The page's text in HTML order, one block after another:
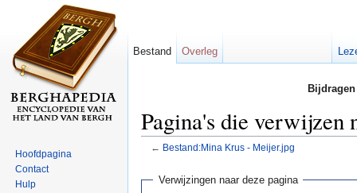
Pagina's die
← Bestand:Mina Krus - Meijer.jpg
Verwijzingen naar deze pagina
Bestand Overleg
Hoofdpagina
Contact
Hulp